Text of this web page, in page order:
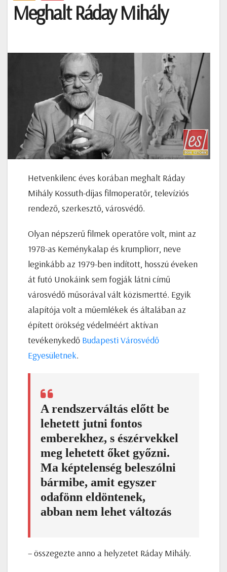
Meghalt Ráday Mihály
Hetvenkilenc éves korában meghalt Ráday
Mihály Kossuth-díjas filmoperatőr, televíziós
rendező, szerkesztő, városvédő.
Olyan népszerű filmek operatőre volt, mint az
1978-as Keménykalap és krumpliorr, neve
leginkább az 1979-ben indított, hosszú éveken
át futó Unokáink sem fogják látni című
városvédő műsorával vált közismertté. Egyik
alapítója volt a műemlékek és általában az
épített örökség védelméért aktívan
tevékenykedő Budapesti Városvédő
Egyesületnek.
A rendszerváltás előtt be
lehetett jutni fontos
emberekhez, s észérvekkel
meg lehetett őket győzni.
Ma képtelenség beleszólni
bármibe, amit egyszer
odafönn eldöntenek,
abban nem lehet változás
– összegezte anno a helyzetet Ráday Mihály.